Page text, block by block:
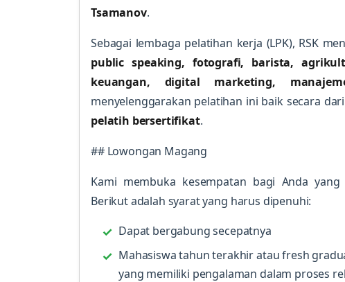
Tsamanov.
Sebagai lembaga pelatihan kerja (LPK), RSK
public speaking, fotografi, barista,
keuangan, digital marketing,
menyelenggarakan pelatihan ini baik secara
pelatih bersertifikat.
## Lowongan Magang
Kami membuka kesempatan bagi Anda
Berikut adalah syarat yang harus dipenuhi:
Dapat bergabung secepatnya
Mahasiswa tahun terakhir atau fresh
yang memiliki pengalaman dalam proses